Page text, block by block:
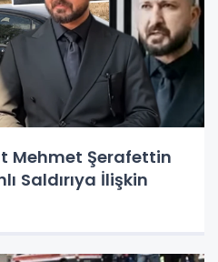
Mehmet Şerafettin
Saldırıya İlişkin